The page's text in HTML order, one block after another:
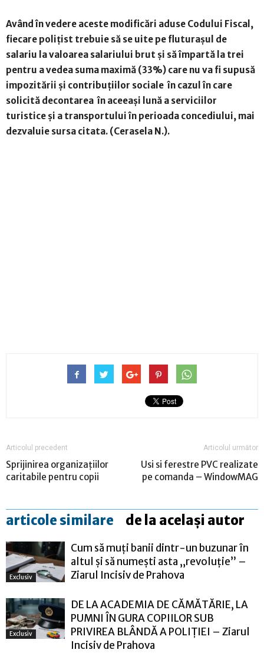
Având în vedere aceste modificări aduse Codului Fiscal,
fiecare polițist trebuie să se uite pe fluturașul de
salariu la valoarea salariului brut și să împartă la trei
pentru a vedea suma maximă (33%) care nu va fi supusă
impozitării și contribuțiilor sociale în cazul în care
solicită decontarea în aceeași lună a serviciilor
turistice și a transportului în perioada concediului, mai
dezvaluie sursa citata. (Cerasela N.).
Articolul precedent
Sprijinirea organizațiilor
caritabile pentru copii
Articolul următor
Usi si ferestre PVC realizate
pe comanda – WindowMAG
articole similare de la același autor
Exclusiv
Cum să muți banii dintr-un buzunar în
altul și să numești asta „revoluție” –
Ziarul Incisiv de Prahova
Exclusiv
DE LA ACADEMIA DE CĂMĂTĂRIE, LA
PUMNI ÎN GURA COPIILOR SUB
PRIVIREA BLÂNDĂ A POLIȚIEI – Ziarul
Incisiv de Prahova